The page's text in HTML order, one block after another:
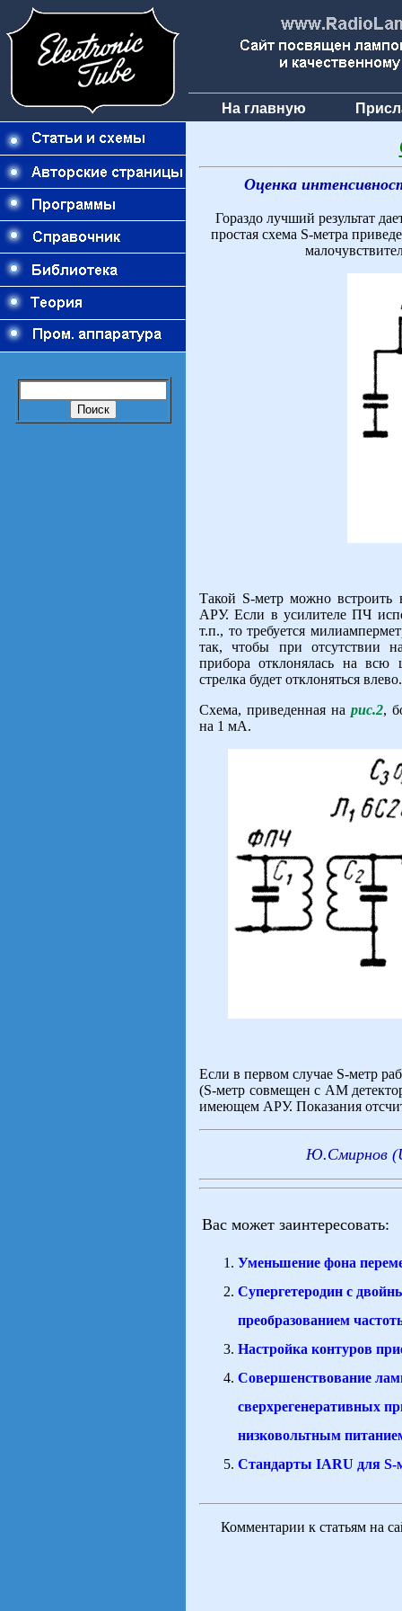
На главную
Оценка
Гораздо лучший результат
простая схема S-метра
Такой S-метр можно
АРУ. Если в усилителе ПЧ
т.п., то требуется
так, чтобы при отсутствии
прибора отклонялась на всю
стрелка будет отклоняться влево.
Схема, приведенная нарис.2,
на 1 мА.
Если в первом случае S-метр
(S-метр совмещен с АМ
имеющем АРУ. Показания
Ю.Смирнов
Вас может заинтересовать:
Уменьшение фона
Супергетеродин с
преобразованием
Настройка контуров
Совершенствование
сверхрегенеративных
низковольтным
Стандарты IARU для S-
Комментарии к статьям на